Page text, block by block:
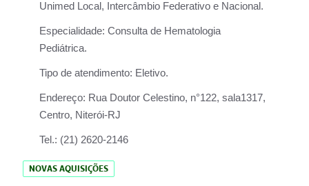
Unimed Local, Intercâmbio Federativo e Nacional.
Especialidade: Consulta de Hematologia
Pediátrica.
Tipo de atendimento: Eletivo.
Endereço: Rua Doutor Celestino, n°122, sala1317,
Centro, Niterói-RJ
Tel.: (21) 2620-2146
NOVAS AQUISIÇÕES